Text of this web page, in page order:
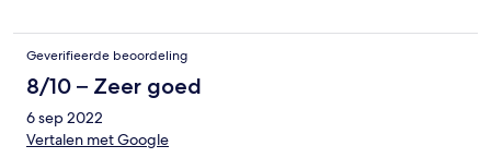
Geverifieerde beoordeling
8/10 – Zeer goed
6 sep 2022
Vertalen met Google